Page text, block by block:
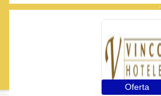
Oferta